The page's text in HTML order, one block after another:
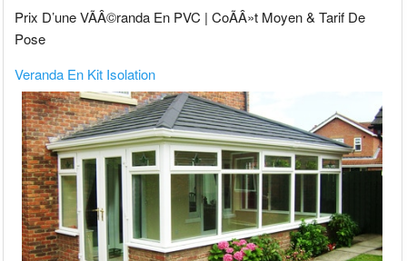
Prix D’une VÃÂ©randa En PVC | CoÃÂ»t Moyen & Tarif De
Pose
Veranda En Kit Isolation